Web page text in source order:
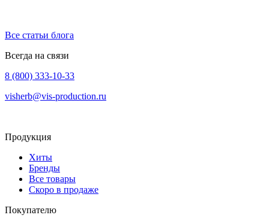
Все статьи блога
Всегда на связи
8 (800) 333-10-33
visherb@vis-production.ru
Продукция
Хиты
Бренды
Все товары
Скоро в продаже
Покупателю